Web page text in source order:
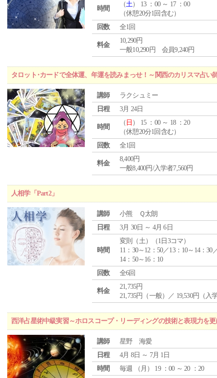
時間
（土） 13 ：00 ～ 17 ：00
（休憩20分1回含む）
回数
全1回
料金
10,290円
一般10,290円 会員9,240円
タロット･カードで全体運、年運を読みまっせ！～関西のカリスマ占い
講師
ラクシュミー
日程
3月 24日
時間
（ 日 ） 15 ：00 ～ 18 ：20
（休憩20分1回含む）
回数
全1回
料金
8,400円
一般8,400円/入学者7,560円
人相学「Part2」
講師
小熊 Ｑ太朗
日程
3月 30日 ～ 4月 6日
時間
変則（土）（1日3コマ）
11：30～12：50／13：10～14：30
14：50～16：10
回数
全6回
料金
21,735円
21,735円（一般）／ 19,530円（入
西洋占星術中級実習～ホロスコープ・リーディングの技術と表現力を
講師
星野 海愛
日程
4月 8日 ～ 7月 1日
時間
毎週 （ 月 ） 19 ：00 ～ 20 ：20